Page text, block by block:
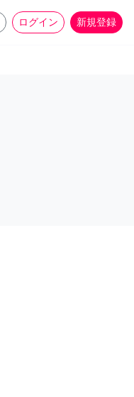
ログイン 新規登録